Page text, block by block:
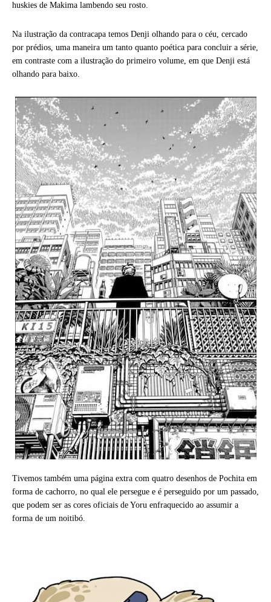
huskies de Makima lambendo seu rosto.
Na ilustração da contracapa temos Denji olhando para o céu, cercado
por prédios, uma maneira um tanto quanto poética para concluir a série,
em contraste com a ilustração do primeiro volume, em que Denji está
olhando para baixo.
Tivemos também uma página extra com quatro desenhos de Pochita em
forma de cachorro, no qual ele persegue e é perseguido por um passado,
que podem ser as cores oficiais de Yoru enfraquecido ao assumir a
forma de um noitibó.